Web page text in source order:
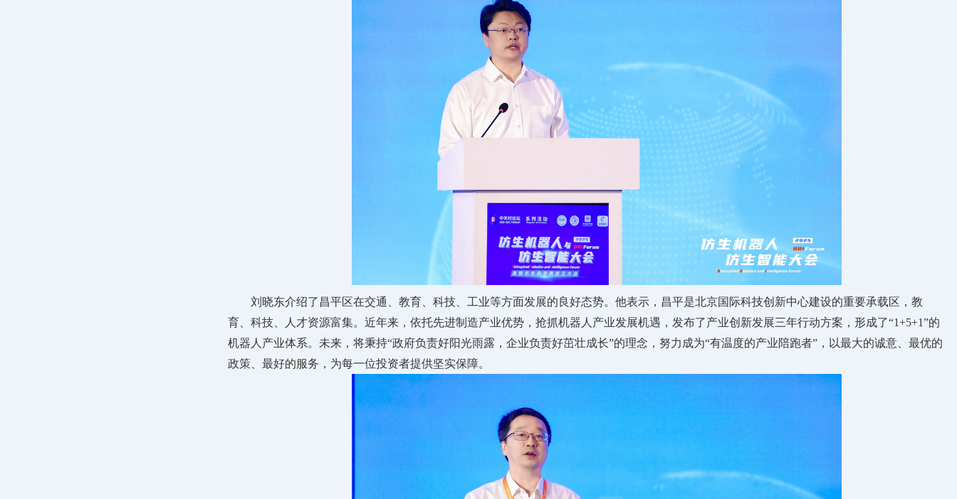
刘晓东介绍了昌平区在交通、教育、科技、工业等方面发展的良好态势。他表示，昌平是北京国际科技创新中心建设的重要承载区，教
育、科技、人才资源富集。近年来，依托先进制造产业优势，抢抓机器人产业发展机遇，发布了产业创新发展三年行动方案，形成了“1+5+1”的
机器人产业体系。未来，将秉持“政府负责好阳光雨露，企业负责好茁壮成长”的理念，努力成为“有温度的产业陪跑者”，以最大的诚意、最优的
政策、最好的服务，为每一位投资者提供坚实保障。